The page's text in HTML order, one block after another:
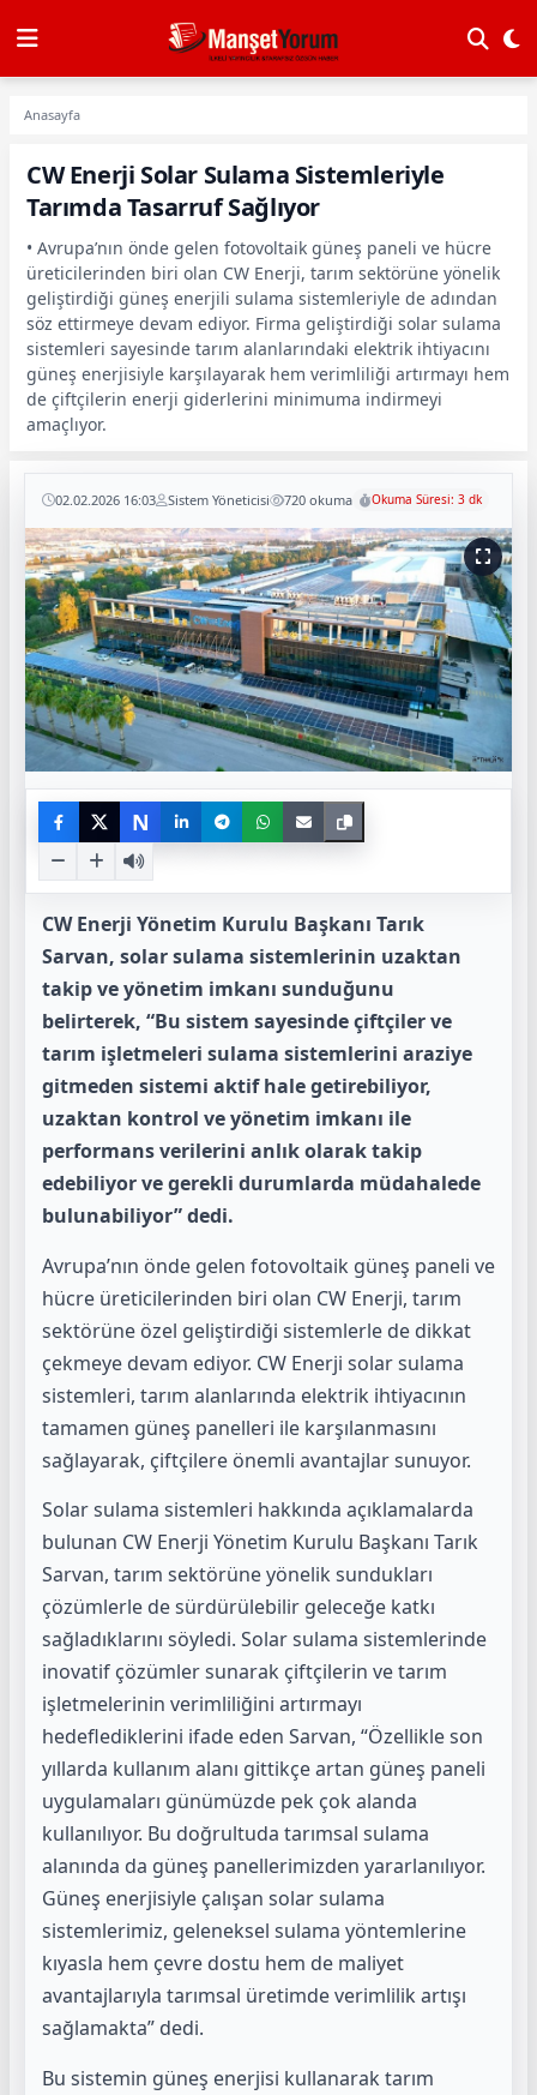
Anasayfa
CW Enerji Solar Sulama Sistemleriyle
Tarımda Tasarruf Sağlıyor
• Avrupa’nın önde gelen fotovoltaik güneş paneli ve hücre
üreticilerinden biri olan CW Enerji, tarım sektörüne yönelik
geliştirdiği güneş enerjili sulama sistemleriyle de adından
söz ettirmeye devam ediyor. Firma geliştirdiği solar sulama
sistemleri sayesinde tarım alanlarındaki elektrik ihtiyacını
güneş enerjisiyle karşılayarak hem verimliliği artırmayı hem
de çiftçilerin enerji giderlerini minimuma indirmeyi
amaçlıyor.
02.02.2026 16:03 Sistem Yöneticisi 720 okuma Okuma Süresi: 3 dk
N
CW Enerji Yönetim Kurulu Başkanı Tarık
Sarvan, solar sulama sistemlerinin uzaktan
takip ve yönetim imkanı sunduğunu
belirterek, “Bu sistem sayesinde çiftçiler ve
tarım işletmeleri sulama sistemlerini araziye
gitmeden sistemi aktif hale getirebiliyor,
uzaktan kontrol ve yönetim imkanı ile
performans verilerini anlık olarak takip
edebiliyor ve gerekli durumlarda müdahalede
bulunabiliyor” dedi.
Avrupa’nın önde gelen fotovoltaik güneş paneli ve
hücre üreticilerinden biri olan CW Enerji, tarım
sektörüne özel geliştirdiği sistemlerle de dikkat
çekmeye devam ediyor. CW Enerji solar sulama
sistemleri, tarım alanlarında elektrik ihtiyacının
tamamen güneş panelleri ile karşılanmasını
sağlayarak, çiftçilere önemli avantajlar sunuyor.
Solar sulama sistemleri hakkında açıklamalarda
bulunan CW Enerji Yönetim Kurulu Başkanı Tarık
Sarvan, tarım sektörüne yönelik sundukları
çözümlerle de sürdürülebilir geleceğe katkı
sağladıklarını söyledi. Solar sulama sistemlerinde
inovatif çözümler sunarak çiftçilerin ve tarım
işletmelerinin verimliliğini artırmayı
hedeflediklerini ifade eden Sarvan, “Özellikle son
yıllarda kullanım alanı gittikçe artan güneş paneli
uygulamaları günümüzde pek çok alanda
kullanılıyor. Bu doğrultuda tarımsal sulama
alanında da güneş panellerimizden yararlanılıyor.
Güneş enerjisiyle çalışan solar sulama
sistemlerimiz, geleneksel sulama yöntemlerine
kıyasla hem çevre dostu hem de maliyet
avantajlarıyla tarımsal üretimde verimlilik artışı
sağlamakta” dedi.
Bu sistemin güneş enerjisi kullanarak tarım